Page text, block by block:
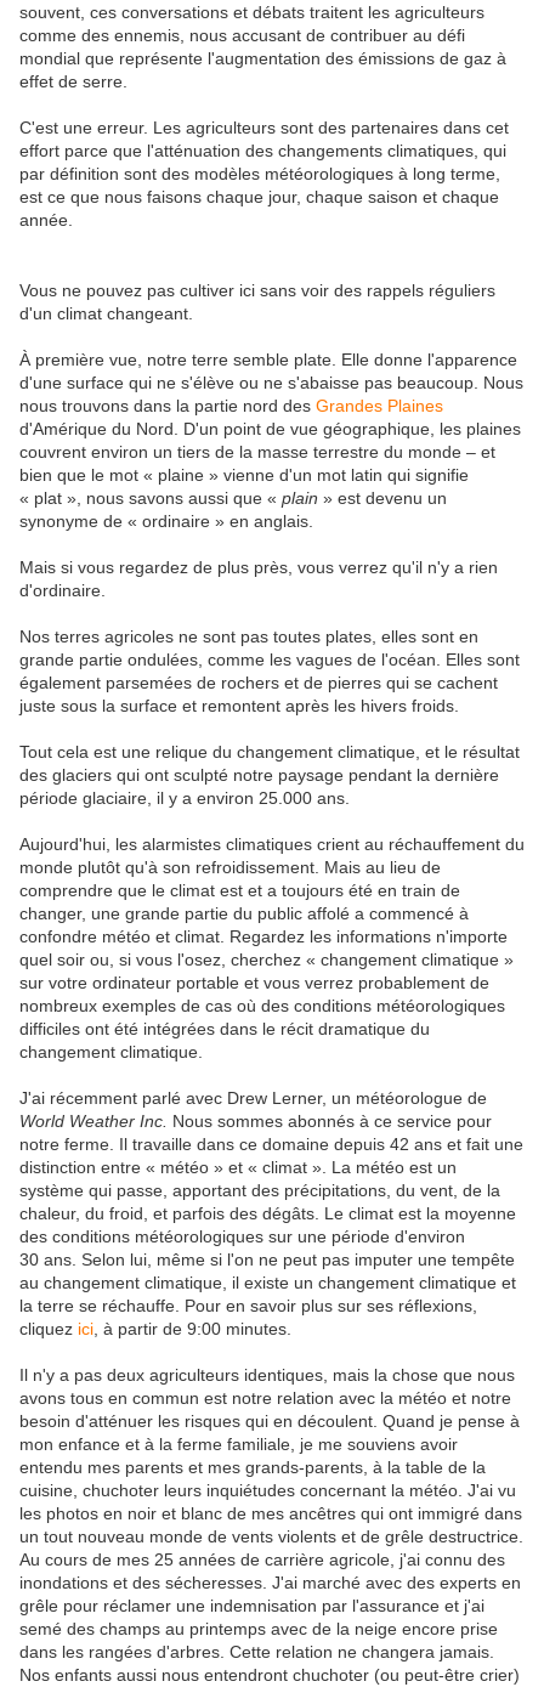
souvent, ces conversations et débats traitent les agriculteurs
comme des ennemis, nous accusant de contribuer au défi
mondial que représente l'augmentation des émissions de gaz à
effet de serre.
C'est une erreur. Les agriculteurs sont des partenaires dans cet
effort parce que l'atténuation des changements climatiques, qui
par définition sont des modèles météorologiques à long terme,
est ce que nous faisons chaque jour, chaque saison et chaque
année.
Vous ne pouvez pas cultiver ici sans voir des rappels réguliers
d'un climat changeant.
À première vue, notre terre semble plate. Elle donne l'apparence
d'une surface qui ne s'élève ou ne s'abaisse pas beaucoup. Nous
nous trouvons dans la partie nord des Grandes Plaines
d'Amérique du Nord. D'un point de vue géographique, les plaines
couvrent environ un tiers de la masse terrestre du monde – et
bien que le mot « plaine » vienne d'un mot latin qui signifie
« plat », nous savons aussi que « plain » est devenu un
synonyme de « ordinaire » en anglais.
Mais si vous regardez de plus près, vous verrez qu'il n'y a rien
d'ordinaire.
Nos terres agricoles ne sont pas toutes plates, elles sont en
grande partie ondulées, comme les vagues de l'océan. Elles sont
également parsemées de rochers et de pierres qui se cachent
juste sous la surface et remontent après les hivers froids.
Tout cela est une relique du changement climatique, et le résultat
des glaciers qui ont sculpté notre paysage pendant la dernière
période glaciaire, il y a environ 25.000 ans.
Aujourd'hui, les alarmistes climatiques crient au réchauffement du
monde plutôt qu'à son refroidissement. Mais au lieu de
comprendre que le climat est et a toujours été en train de
changer, une grande partie du public affolé a commencé à
confondre météo et climat. Regardez les informations n'importe
quel soir ou, si vous l'osez, cherchez « changement climatique »
sur votre ordinateur portable et vous verrez probablement de
nombreux exemples de cas où des conditions météorologiques
difficiles ont été intégrées dans le récit dramatique du
changement climatique.
J'ai récemment parlé avec Drew Lerner, un météorologue de
World Weather Inc. Nous sommes abonnés à ce service pour
notre ferme. Il travaille dans ce domaine depuis 42 ans et fait une
distinction entre « météo » et « climat ». La météo est un
système qui passe, apportant des précipitations, du vent, de la
chaleur, du froid, et parfois des dégâts. Le climat est la moyenne
des conditions météorologiques sur une période d'environ
30 ans. Selon lui, même si l'on ne peut pas imputer une tempête
au changement climatique, il existe un changement climatique et
la terre se réchauffe. Pour en savoir plus sur ses réflexions,
cliquez ici , à partir de 9:00 minutes.
Il n'y a pas deux agriculteurs identiques, mais la chose que nous
avons tous en commun est notre relation avec la météo et notre
besoin d'atténuer les risques qui en découlent. Quand je pense à
mon enfance et à la ferme familiale, je me souviens avoir
entendu mes parents et mes grands-parents, à la table de la
cuisine, chuchoter leurs inquiétudes concernant la météo. J'ai vu
les photos en noir et blanc de mes ancêtres qui ont immigré dans
un tout nouveau monde de vents violents et de grêle destructrice.
Au cours de mes 25 années de carrière agricole, j'ai connu des
inondations et des sécheresses. J'ai marché avec des experts en
grêle pour réclamer une indemnisation par l'assurance et j'ai
semé des champs au printemps avec de la neige encore prise
dans les rangées d'arbres. Cette relation ne changera jamais.
Nos enfants aussi nous entendront chuchoter (ou peut-être crier)